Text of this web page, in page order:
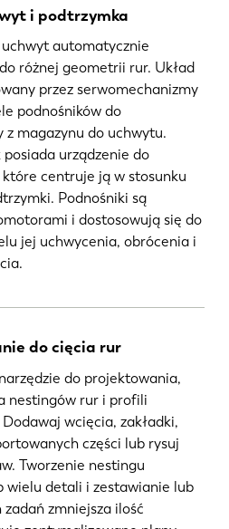
i podtrzymka
automatycznie
różnej geometrii rur. Układ
przez serwomechanizmy
podnośników do
z magazynu do uchwytu.
posiada urządzenie do
centruje ją w stosunku
Podnośniki są
i dostosowują się do
jej uchwycenia, obrócenia i
do cięcia rur
do projektowania,
nestingów rur i profili
wcięcia, zakładki,
części lub rysuj
Tworzenie nestingu
wielu detali i zestawianie lub
zadań zmniejsza ilość